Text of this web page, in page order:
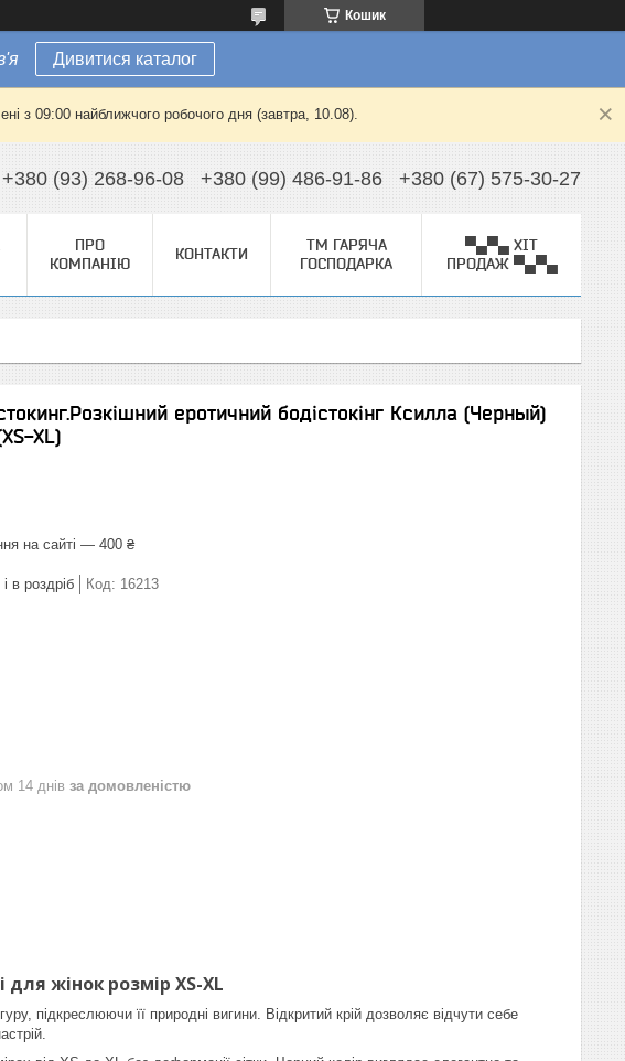
Кошик
Дивитися каталог
з 09:00 найближчого робочого дня (завтра, 10.08).
+380 (93) 268-96-08 +380 (99) 486-91-86 +380 (67) 575-30-27
ПРО
КОМПАНІЮ
КОНТАКТИ
ТМ ГАРЯЧА
ГОСПОДАРКА
▀▄▀▄ ХІТ
ПРОДАЖ ▀▄▀▄
еротичний бодістокінг Ксилла (Черный)
XL)
на сайті — 400 ₴
в роздріб Код: 16213
14 днів за домовленістю
жінок розмір XS-XL
підкреслюючи її природні вигини. Відкритий крій дозволяє відчути себе